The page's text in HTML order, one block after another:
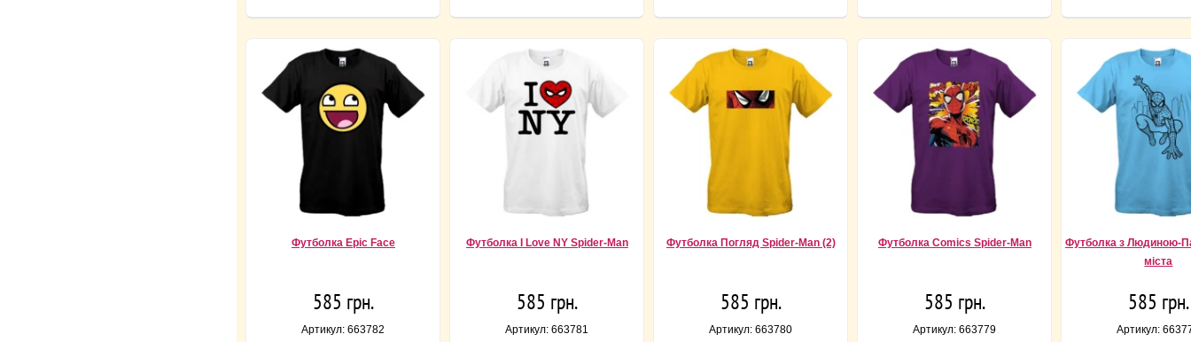
Футболка Epic Face
585 грн.
Артикул: 663782
Футболка I Love NY Spider-Man
585 грн.
Артикул: 663781
Футболка Погляд Spider-Man (2)
585 грн.
Артикул: 663780
Футболка Comics Spider-Man
585 грн.
Артикул: 663779
Футболка з Людиною-
міста
585 грн.
Артикул: